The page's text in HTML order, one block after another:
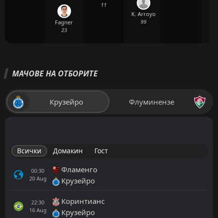
Fagner
23
11
K. Arroyo
99
МАЧОВЕ НА ОТБОРИТЕ
Крузейро Флуминензе
Всички Домакин Гост
00:30
20 Aug
Фламенго
Крузейро
22:30
16 Aug
Коринтианс
Крузейро